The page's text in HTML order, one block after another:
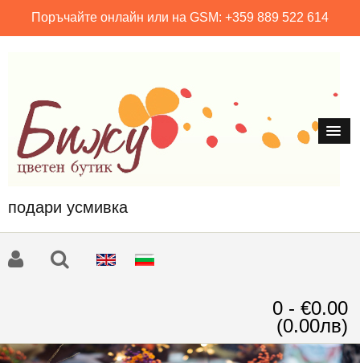
Поръчайте онлайн или на GSM: +359 889 522 614
подари усмивка
0 - €0.00
(0.00лв)